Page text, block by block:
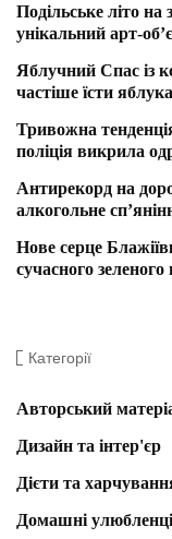
Подільське літо
унікальний арт-
Яблучний Спас із
частіше їсти яблука
Тривожна
поліція викрила
Антирекорд на
алкогольне
Нове серце
сучасного зеленого
Категорії
Авторський
Дизайн та інтер'єр
Дієти та
Домашні улюбленці